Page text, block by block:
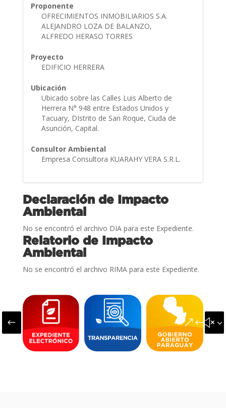
Proponente
OFRECIMIENTOS INMOBILIARIOS S.A.
ALEJANDRO LOZA DE BALANZO,
ALFREDO HERASO TORRES
Proyecto
EDIFICIO HERRERA
Ubicación
Ubicado sobre las Calles Luis Alberto de
Herrera N° 948 entre Estados Unidos y
Tacuary, DIstrito de San Roque, Ciuda de
Asunción, Capital.
Consultor Ambiental
Empresa Consultora KUARAHY VERA S.R.L.
Declaración de Impacto
Ambiental
No se encontró el archivo DIA para este Expediente.
Relatorio de Impacto
Ambiental
No se encontró el archivo RIMA para este Expediente.
#